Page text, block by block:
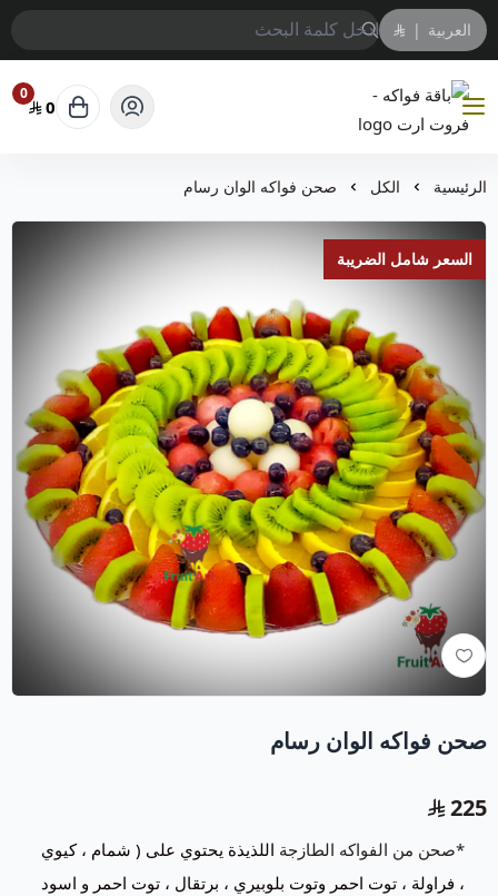
العربية |
باقة فواكه - فروت ارت
0
0
الرئيسية الكل صحن فواكه الوان رسام
السعر شامل الضريبة
صحن فواكه الوان رسام
225
*صحن من الفواكه الطازجة اللذيذة يحتوي على ( شمام ، كيوي
، فراولة ، توت احمر وتوت بلوبيري ، برتقال ، توت احمر و اسود